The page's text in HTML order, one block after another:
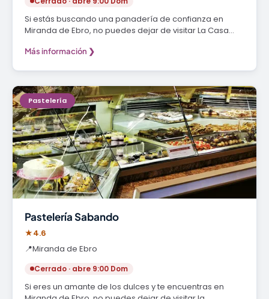
Si estás buscando una panadería de confianza en
Miranda de Ebro, no puedes dejar de visitar La Casa…
Más información ❯
Pastelería
Pastelería Sabando
★4.6
📍Miranda de Ebro
Cerrado · abre 9:00 Dom
Si eres un amante de los dulces y te encuentras en